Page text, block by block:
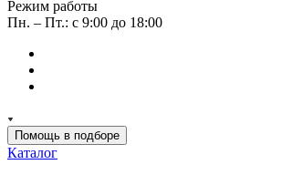
Режим работы
Пн. – Пт.: с 9:00 до 18:00
Помощь в подборе
Каталог